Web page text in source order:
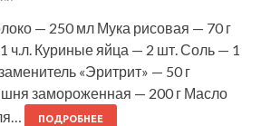
— 250 мл Мука рисовая — 70 г
ч.л. Куриные яйца — 2 шт. Соль — 1
«Эритрит» — 50 г
замороженная — 200 г Масло
ПОДРОБНЕЕ